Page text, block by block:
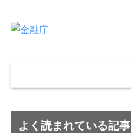
よく読まれている記事